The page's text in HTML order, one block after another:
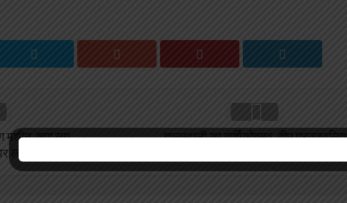
मशीन, क्या लग
लगाम
ज्ञानस्थली का वार्षिकोत्सव, दीप प्रज्जवलित